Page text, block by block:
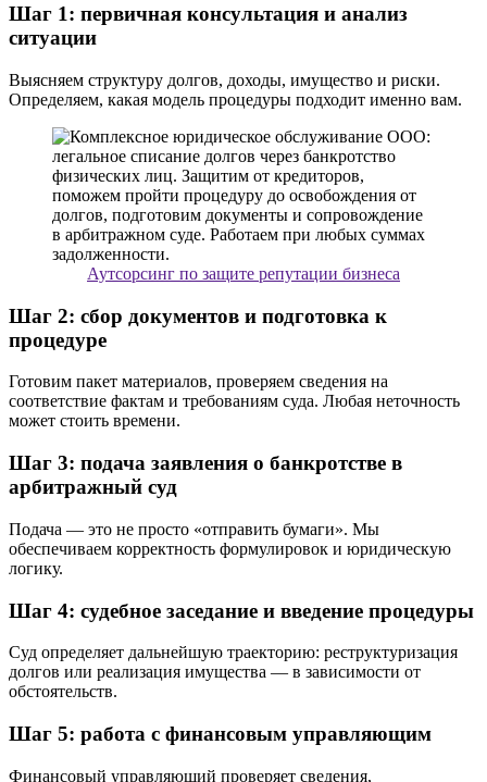
Шаг 1: первичная консультация и анализ
ситуации
Выясняем структуру долгов, доходы, имущество и риски.
Определяем, какая модель процедуры подходит именно вам.
Аутсорсинг по защите репутации бизнеса
Шаг 2: сбор документов и подготовка к
процедуре
Готовим пакет материалов, проверяем сведения на
соответствие фактам и требованиям суда. Любая неточность
может стоить времени.
Шаг 3: подача заявления о банкротстве в
арбитражный суд
Подача — это не просто «отправить бумаги». Мы
обеспечиваем корректность формулировок и юридическую
логику.
Шаг 4: судебное заседание и введение процедуры
Суд определяет дальнейшую траекторию: реструктуризация
долгов или реализация имущества — в зависимости от
обстоятельств.
Шаг 5: работа с финансовым управляющим
Финансовый управляющий проверяет сведения,